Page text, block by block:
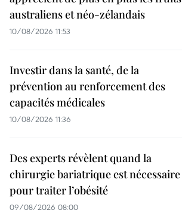
australiens et néo-zélandais
10/08/2026 11:53
Investir dans la santé, de la
prévention au renforcement des
capacités médicales
10/08/2026 11:36
Des experts révèlent quand la
chirurgie bariatrique est nécessaire
pour traiter l’obésité
09/08/2026 08:00